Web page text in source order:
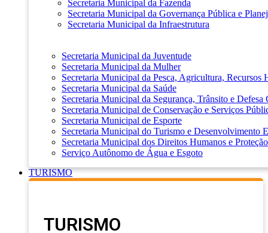
Secretaria Municipal da Fazenda
Secretaria Municipal da Governança Pública e
Secretaria Municipal da Infraestrutura
Secretaria Municipal da Juventude
Secretaria Municipal da Mulher
Secretaria Municipal da Pesca, Agricultura, Recursos
Secretaria Municipal da Saúde
Secretaria Municipal da Segurança, Trânsito e Defesa
Secretaria Municipal de Conservação e Serviços
Secretaria Municipal de Esporte
Secretaria Municipal do Turismo e Desenvolvimento
Secretaria Municipal dos Direitos Humanos e
Serviço Autônomo de Água e Esgoto
TURISMO
TURISMO